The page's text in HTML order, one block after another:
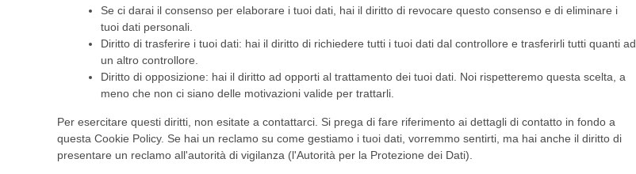
Se ci darai il consenso per elaborare i tuoi dati, hai il diritto di revocare questo consenso e di eliminare i
tuoi dati personali.
Diritto di trasferire i tuoi dati: hai il diritto di richiedere tutti i tuoi dati dal controllore e trasferirli tutti quanti ad
un altro controllore.
Diritto di opposizione: hai il diritto ad opporti al trattamento dei tuoi dati. Noi rispetteremo questa scelta, a
meno che non ci siano delle motivazioni valide per trattarli.
Per esercitare questi diritti, non esitate a contattarci. Si prega di fare riferimento ai dettagli di contatto in fondo a
questa Cookie Policy. Se hai un reclamo su come gestiamo i tuoi dati, vorremmo sentirti, ma hai anche il diritto di
presentare un reclamo all'autorità di vigilanza (l'Autorità per la Protezione dei Dati).